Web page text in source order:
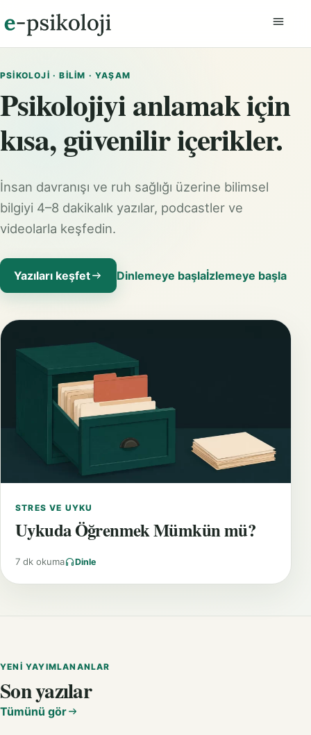
PSIKOLOJI · BILIM · YAŞAM
Psikolojiyi anlamak için
kısa, güvenilir içerikler.
İnsan davranışı ve ruh sağlığı üzerine bilimsel
bilgiyi 4–8 dakikalık yazılar, podcastler ve
videolarla keşfedin.
Yazıları keşfet Dinlemeye başlaİzlemeye başla
STRES VE UYKU
Uykuda Öğrenmek Mümkün mü?
7 dk okuma Dinle
YENI YAYIMLANANLAR
Son yazılar
Tümünü gör